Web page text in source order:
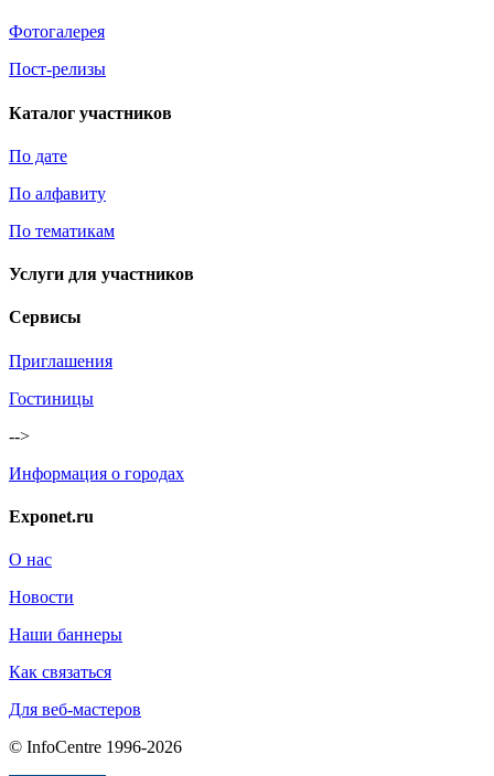
Фотогалерея
Пост-релизы
Каталог участников
По дате
По алфавиту
По тематикам
Услуги для участников
Сервисы
Приглашения
Гостиницы
-->
Информация о городах
Exponet.ru
О нас
Новости
Наши баннеры
Как связаться
Для веб-мастеров
© InfoCentre 1996-2026